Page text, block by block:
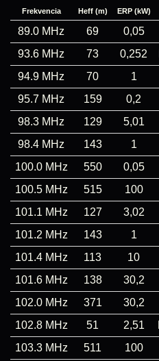
Frekvencia Heff (m) ERP (kW)
89.0 MHz 69 0,05
93.6 MHz
73 0,252
94.9 MHz
70 1
95.7 MHz
159 0,2
98.3 MHz
129 5,01
98.4 MHz
143 1
100.0 MHz
550 0,05
100.5 MHz
515 100
101.1 MHz
127 3,02
101.2 MHz
143 1
101.4 MHz
113 10
101.6 MHz
138 30,2
102.0 MHz
371 30,2
102.8 MHz
51 2,51
103.3 MHz
511 100